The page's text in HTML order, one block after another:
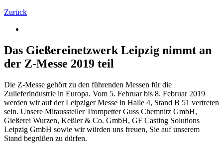
Zurück
Bild
Das Gießereinetzwerk Leipzig nimmt an
der Z-Messe 2019 teil
Die Z-Messe gehört zu den führenden Messen für die
Zulieferindustrie in Europa. Vom 5. Februar bis 8. Februar 2019
werden wir auf der Leipziger Messe in Halle 4, Stand B 51 vertreten
sein. Unsere Mitaussteller Trompetter Guss Chemnitz GmbH,
Gießerei Wurzen, Keßler & Co. GmbH, GF Casting Solutions
Leipzig GmbH sowie wir würden uns freuen, Sie auf unserem
Stand begrüßen zu dürfen.